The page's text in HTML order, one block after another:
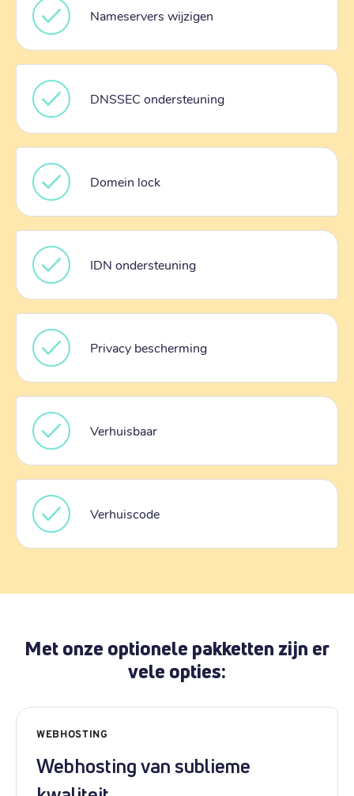
Nameservers wijzigen
DNSSEC ondersteuning
Domein lock
IDN ondersteuning
Privacy bescherming
Verhuisbaar
Verhuiscode
Met onze optionele pakketten zijn er
vele opties:
WEBHOSTING
Webhosting van sublieme